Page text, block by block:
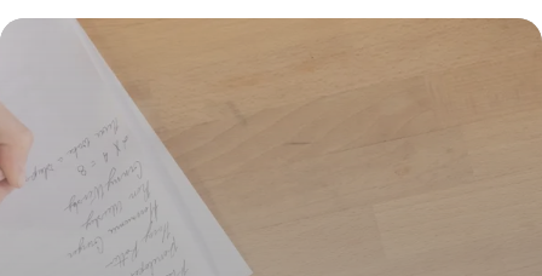
7 juin 2026